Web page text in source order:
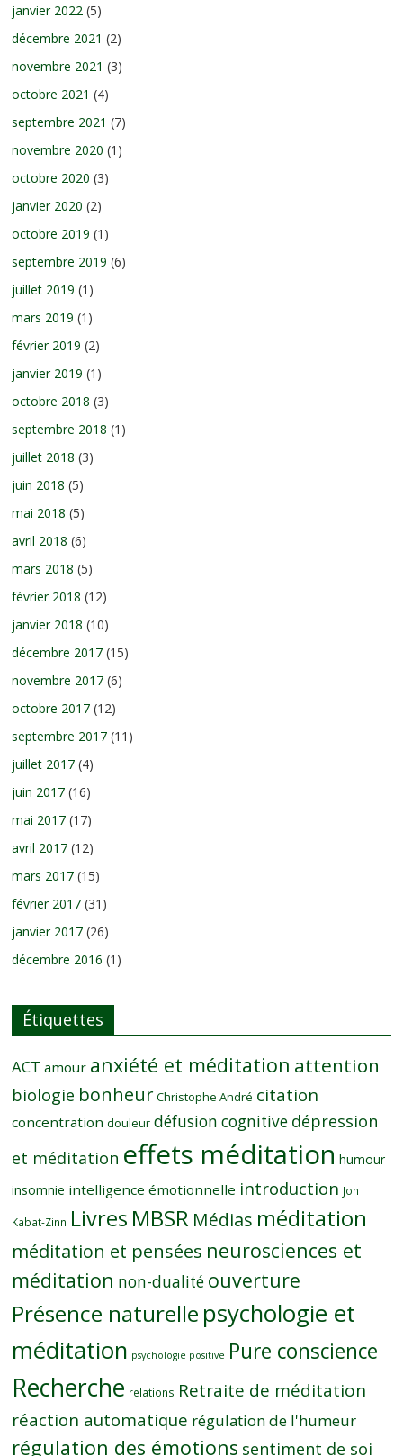
janvier 2022 (5)
décembre 2021 (2)
novembre 2021 (3)
octobre 2021 (4)
septembre 2021 (7)
novembre 2020 (1)
octobre 2020 (3)
janvier 2020 (2)
octobre 2019 (1)
septembre 2019 (6)
juillet 2019 (1)
mars 2019 (1)
février 2019 (2)
janvier 2019 (1)
octobre 2018 (3)
septembre 2018 (1)
juillet 2018 (3)
juin 2018 (5)
mai 2018 (5)
avril 2018 (6)
mars 2018 (5)
février 2018 (12)
janvier 2018 (10)
décembre 2017 (15)
novembre 2017 (6)
octobre 2017 (12)
septembre 2017 (11)
juillet 2017 (4)
juin 2017 (16)
mai 2017 (17)
avril 2017 (12)
mars 2017 (15)
février 2017 (31)
janvier 2017 (26)
décembre 2016 (1)
Étiquettes
ACT amour anxiété et méditation attention
biologie bonheur Christophe André citation
concentration douleur défusion cognitive dépression
et méditation effets méditation humour
insomnie intelligence émotionnelle introduction Jon
Kabat-Zinn Livres MBSR Médias méditation
méditation et pensées neurosciences et
méditation non-dualité ouverture
Présence naturelle psychologie et
méditation psychologie positive Pure conscience
Recherche relations Retraite de méditation
réaction automatique régulation de l'humeur
régulation des émotions sentiment de soi